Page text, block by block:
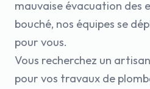
mauvaise évacuation des
bouché, nos équipes se
pour vous.
Vous recherchez un
pour vos travaux de